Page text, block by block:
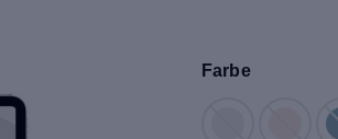
Farbe